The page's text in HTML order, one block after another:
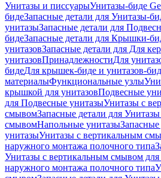
Унитазы и писсуарыУнитазы-биде
бидеЗапасные детали для Унитазы-
унитазыЗапасные детали для
бидеЗапасные детали для Крышки-
унитазовЗапасные детали для Для
унитазовПринадлежностиДля
бидеДля крышек-биде и унитазов-
материалыФункциональные узлы
крышкой для унитазовПодвесные
для Подвесные унитазыУнитазы с
смывомЗапасные детали для
смывомНапольные унитазы
унитазыУнитазы с вертикальным
наружного монтажа полочного типа
Унитазы с вертикальным смывом для
наружного монтажа полочного типа